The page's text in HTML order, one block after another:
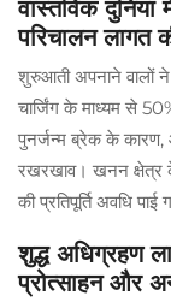
वास्तविक
परिचालन लागत
शुरुआती अपनाने वालों ने
चार्जिंग के माध्यम से
पुनर्जन्म ब्रेक के
रखरखाव। खनन क्षेत्र
की प्रतिपूर्ति अवधि पाई
शुद्ध अधिग्रहण
प्रोत्साहन और